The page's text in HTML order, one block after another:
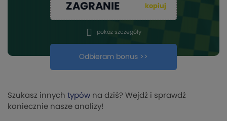
ZAGRANIE kopiuj
Odbieram bonus >>
pokaż szczegóły
Szukasz innych typów na dziś? Wejdź i sprawdź
koniecznie nasze analizy!